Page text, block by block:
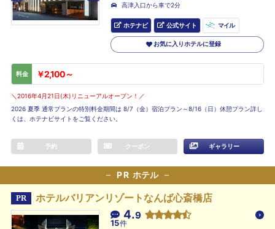
高津入口から車で2分
ホテナビ 公式サイト マイル
お気に入りホテルに登録
料金 ￥2,100～
＼2016年4月21日(木)リニューアルオープン！／
2026 夏季 通常プランの特別料金期間は 8/7（金）宿泊プラン～8/16（日）休憩プラン詳し
くは、ホテナビサイトをご覧ください。
予約 クーポン ギャラリー
PR ホテル
PR ホテルバリアンリゾートなんば心斎橋店
4.9
15件